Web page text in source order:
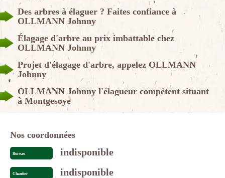
Des arbres à élaguer ? Faites confiance à
OLLMANN Johnny
Élagage d'arbre au prix imbattable chez
OLLMANN Johnny
Projet d'élagage d'arbre, appelez OLLMANN
Johnny
OLLMANN Johnny l'élagueur compétent situant
à Montgesoye
Nos coordonnées
Bureau indisponible
Chantier indisponible